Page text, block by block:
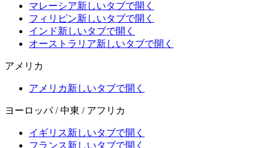
マレーシア新しいタブで開く
フィリピン新しいタブで開く
インド新しいタブで開く
オーストラリア新しいタブで開く
アメリカ
アメリカ新しいタブで開く
ヨーロッパ / 中東 / アフリカ
イギリス新しいタブで開く
フランス新しいタブで開く